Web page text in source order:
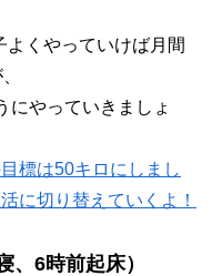
くやっていけば月間
にやっていきましょ
標は50キロにしまし
に切り替えていくよ！
、6時前起床）